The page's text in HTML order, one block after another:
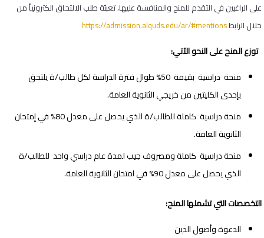
على الراغبين في التقدم للمنح والمنافسة عليها، تعبئة طلب الالتحاق الكترونياً من
خلال الرابطhttps://admission.alquds.edu/ar/#mentions
توزع المنح على النحو الآتي:
منحة دراسية بقيمة 50% طوال فترة الدراسة لكل طالب/ة يلتحق
بإحدى الكليتين من خريجي الثانوية العامة.
منحة دراسية كاملة للطالب/ة الذي يحصل على معدل 80% في إمتحان
الثانوية العامة.
منحة دراسية كاملة ومصروف جيب لمدة عام دراسي واحد للطالب/ة
الذي يحصل على معدل 90% في امتحان الثانوية العامة
.
التخصصات التي تشملها المنح:
الدعوة وأصول الدين